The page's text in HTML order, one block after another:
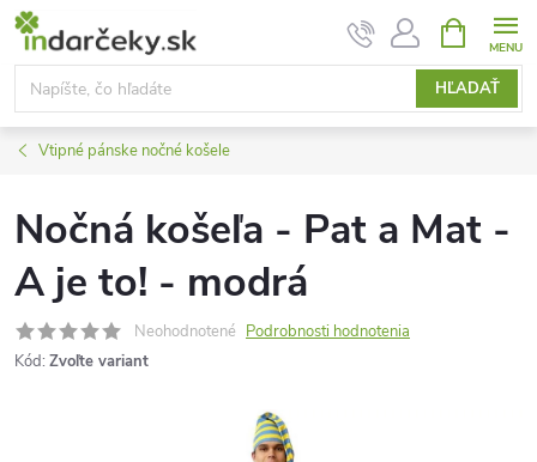
Prejsť
obsah
HĽADAŤ
KOŠÍK
Vtipné pánske nočné košele
Nočná košeľa - Pat a Mat -
A je to! - modrá
Neohodnotené Podrobnosti hodnotenia
Kód: Zvoľte variant